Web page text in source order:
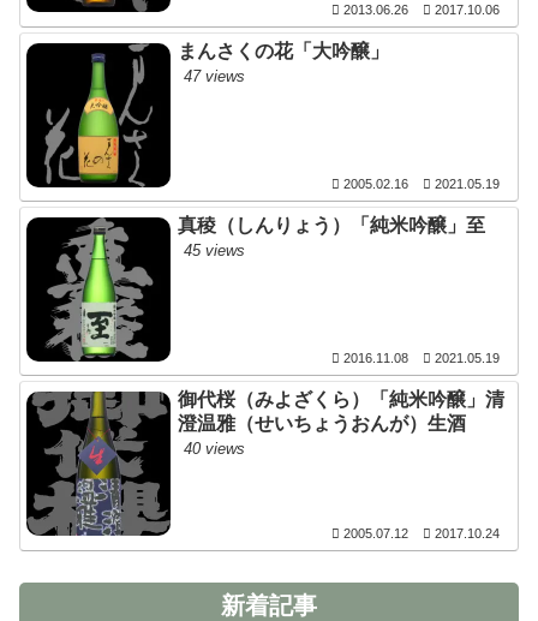
2013.06.26 2017.10.06
まんさくの花「大吟醸」
47 views
2005.02.16 2021.05.19
真稜（しんりょう）「純米吟醸」至
45 views
2016.11.08 2021.05.19
御代桜（みよざくら）「純米吟醸」清
澄温雅（せいちょうおんが）生酒
40 views
2005.07.12 2017.10.24
新着記事